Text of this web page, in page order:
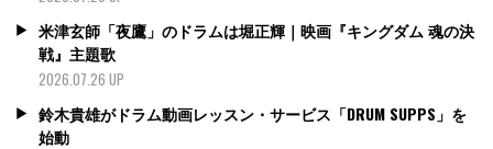
米津玄師「夜鷹」のドラムは堀正輝｜映画『キングダム 魂の決
戦』主題歌
2026.07.26 UP
鈴木貴雄がドラム動画レッスン・サービス「DRUM SUPPS」を
始動